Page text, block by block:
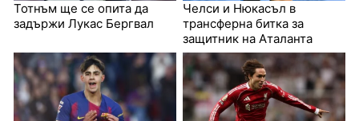
Тотнъм ще се опита да
задържи Лукас Бергвал
Челси и Нюкасъл в
трансферна битка за
защитник на Аталанта